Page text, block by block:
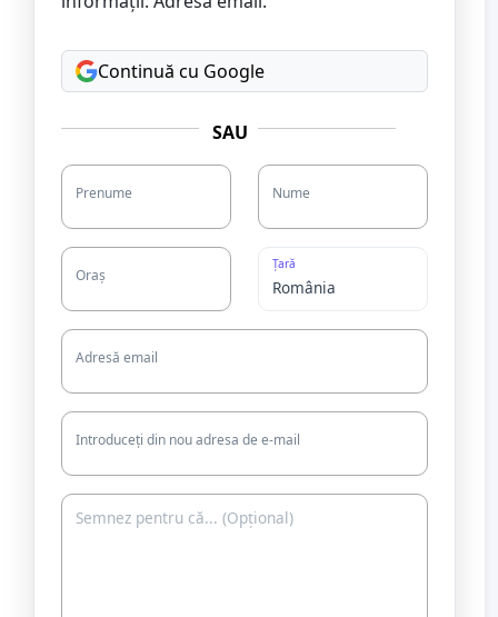
Continuă cu Google
SAU
Prenume Nume
Oraș
Țară
Adresă email
Introduceți din nou adresa de e-mail